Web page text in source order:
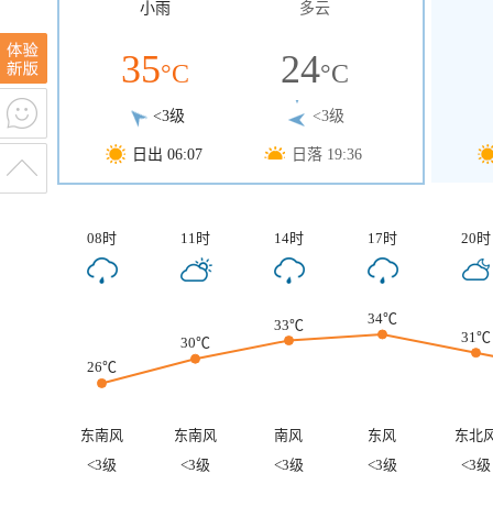
小雨
35°C
<3级
日出 06:07
多云
24°C
<3级
日落 19:36
08时 11时 14时 17时 20时
26℃
30℃
33℃
34℃
31℃
东南风 东南风 南风 东风
东北
<3级
<3级 <3级 <3级 <3级